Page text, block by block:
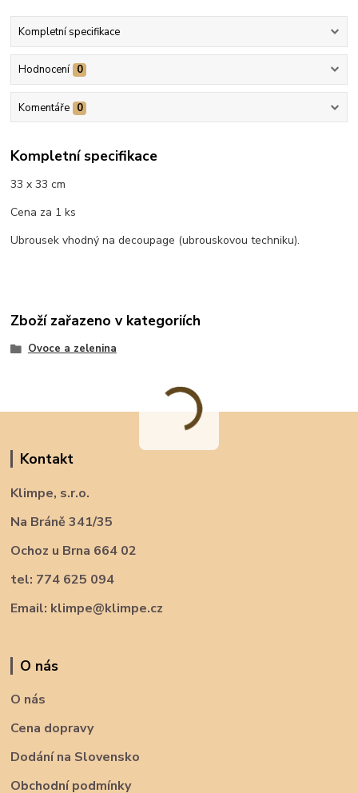
Kompletní specifikace
Hodnocení 0
Komentáře 0
Kompletní specifikace
33 x 33 cm
Cena za 1 ks
Ubrousek vhodný na decoupage (ubrouskovou techniku).
Zboží zařazeno v kategoriích
Ovoce a zelenina
Kontakt
Klimpe, s.r.o.
Na Bráně 341/35
Ochoz u Brna 664 02
tel: 774 625 094
Email: klimpe@klimpe.cz
O nás
O nás
Cena dopravy
Dodání na Slovensko
Obchodní podmínky